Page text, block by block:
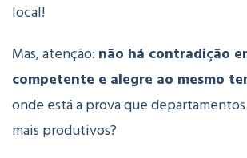
local!
Mas, atenção: não há contradição
competente e alegre ao mesmo
onde está a prova que departamentos
mais produtivos?